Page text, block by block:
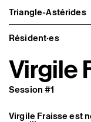
Triangle-Astérides
Triangle-Astérides
Centre d’art
d’intérêt national
et résidence
Présentation
À propos
Équipe et
Formation
Résident·es
Virgile
Session #1
Virgile Fraisse est